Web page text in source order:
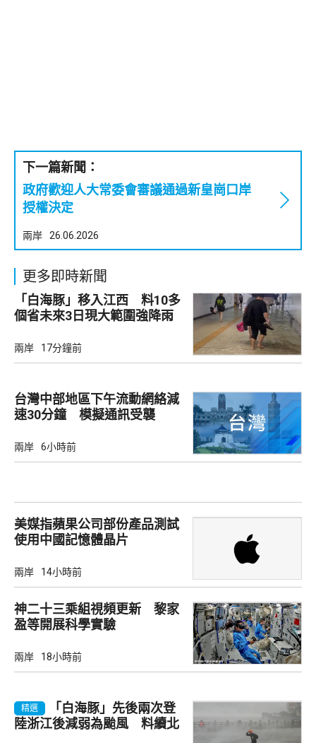
下一篇新聞：
政府歡迎人大常委會審議通過新皇崗口岸
授權決定
兩岸 26.06.2026
更多即時新聞
「白海豚」移入江西 料10多
個省未來3日現大範圍強降雨
兩岸 17分鐘前
台灣中部地區下午流動網絡減
速30分鐘 模擬通訊受襲
兩岸 6小時前
美媒指蘋果公司部份產品測試
使用中國記憶體晶片
兩岸 14小時前
神二十三乘組視頻更新 黎家
盈等開展科學實驗
兩岸 18小時前
精選
「白海豚」先後兩次登
陸浙江後減弱為颱風 料續北